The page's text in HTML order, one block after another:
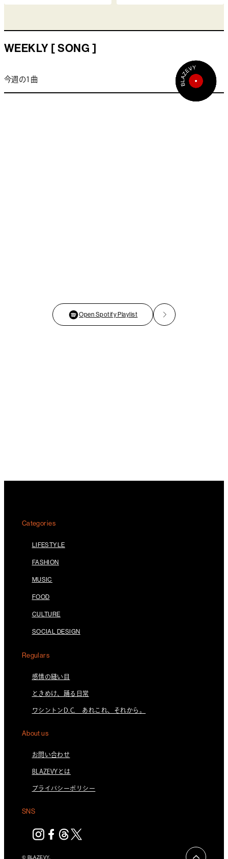
WEEKLY [ SONG ]
今週の1曲
Open Spotify Playlist
Categories
LIFESTYLE
FASHION
MUSIC
FOOD
CULTURE
SOCIAL DESIGN
Regulars
感情の縫い目
ときめけ、踊る日常
ワシントンD.C. あれこれ、それから。
About us
お問い合わせ
BLAZEVYとは
プライバシーポリシー
SNS
© BLAZEVY.